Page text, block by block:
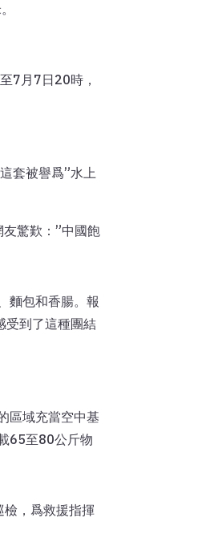
7月7日20時，
套被譽爲”水上
驚歎：”中國飽
麵包和香腸。報
受到了這種團結
區域充當空中基
65至80公斤物
檢，爲救援指揮